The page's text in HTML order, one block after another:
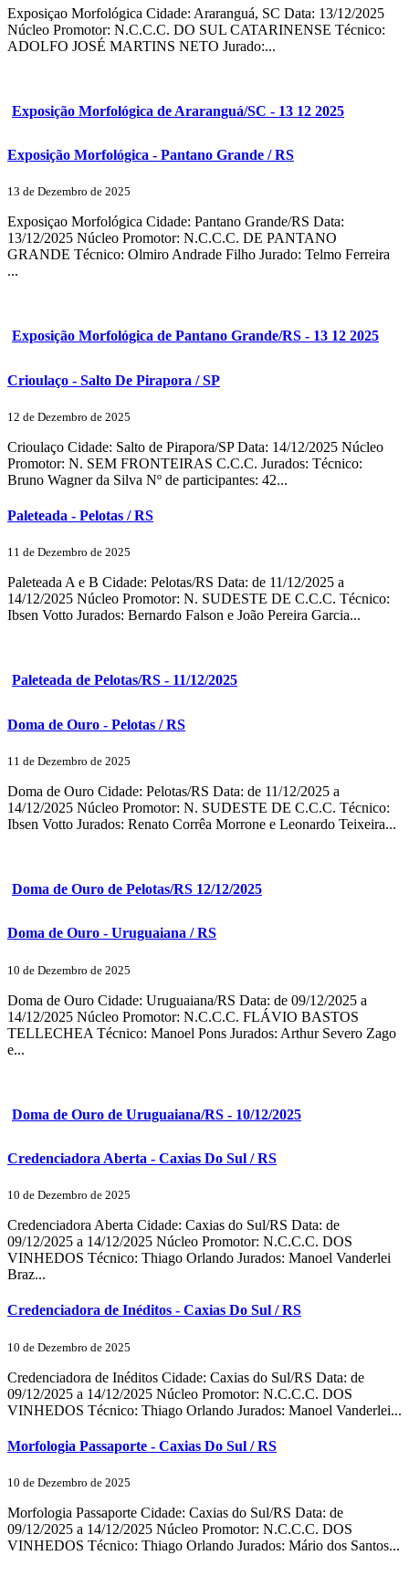
Exposiçao Morfológica Cidade: Araranguá, SC Data: 13/12/2025
Núcleo Promotor: N.C.C.C. DO SUL CATARINENSE Técnico:
ADOLFO JOSÉ MARTINS NETO Jurado:...
Exposição Morfológica de Araranguá/SC - 13 12 2025
Exposição Morfológica - Pantano Grande / RS
13 de Dezembro de 2025
Exposiçao Morfológica Cidade: Pantano Grande/RS Data:
13/12/2025 Núcleo Promotor: N.C.C.C. DE PANTANO
GRANDE Técnico: Olmiro Andrade Filho Jurado: Telmo Ferreira
...
Exposição Morfológica de Pantano Grande/RS - 13 12 2025
Crioulaço - Salto De Pirapora / SP
12 de Dezembro de 2025
Crioulaço Cidade: Salto de Pirapora/SP Data: 14/12/2025 Núcleo
Promotor: N. SEM FRONTEIRAS C.C.C. Jurados: Técnico:
Bruno Wagner da Silva Nº de participantes: 42...
Paleteada - Pelotas / RS
11 de Dezembro de 2025
Paleteada A e B Cidade: Pelotas/RS Data: de 11/12/2025 a
14/12/2025 Núcleo Promotor: N. SUDESTE DE C.C.C. Técnico:
Ibsen Votto Jurados: Bernardo Falson e João Pereira Garcia...
Paleteada de Pelotas/RS - 11/12/2025
Doma de Ouro - Pelotas / RS
11 de Dezembro de 2025
Doma de Ouro Cidade: Pelotas/RS Data: de 11/12/2025 a
14/12/2025 Núcleo Promotor: N. SUDESTE DE C.C.C. Técnico:
Ibsen Votto Jurados: Renato Corrêa Morrone e Leonardo Teixeira...
Doma de Ouro de Pelotas/RS 12/12/2025
Doma de Ouro - Uruguaiana / RS
10 de Dezembro de 2025
Doma de Ouro Cidade: Uruguaiana/RS Data: de 09/12/2025 a
14/12/2025 Núcleo Promotor: N.C.C.C. FLÁVIO BASTOS
TELLECHEA Técnico: Manoel Pons Jurados: Arthur Severo Zago
e...
Doma de Ouro de Uruguaiana/RS - 10/12/2025
Credenciadora Aberta - Caxias Do Sul / RS
10 de Dezembro de 2025
Credenciadora Aberta Cidade: Caxias do Sul/RS Data: de
09/12/2025 a 14/12/2025 Núcleo Promotor: N.C.C.C. DOS
VINHEDOS Técnico: Thiago Orlando Jurados: Manoel Vanderlei
Braz...
Credenciadora de Inéditos - Caxias Do Sul / RS
10 de Dezembro de 2025
Credenciadora de Inéditos Cidade: Caxias do Sul/RS Data: de
09/12/2025 a 14/12/2025 Núcleo Promotor: N.C.C.C. DOS
VINHEDOS Técnico: Thiago Orlando Jurados: Manoel Vanderlei...
Morfologia Passaporte - Caxias Do Sul / RS
10 de Dezembro de 2025
Morfologia Passaporte Cidade: Caxias do Sul/RS Data: de
09/12/2025 a 14/12/2025 Núcleo Promotor: N.C.C.C. DOS
VINHEDOS Técnico: Thiago Orlando Jurados: Mário dos Santos...